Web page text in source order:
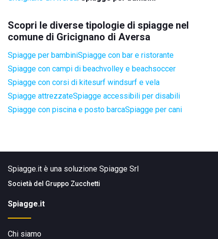
Scopri le diverse tipologie di spiagge nel
comune di Gricignano di Aversa
Spiagge per bambiniSpiagge con bar e ristorante
Spiagge con campi di beachvolley e beachsoccer
Spiagge con corsi di kitesurf windsurf e vela
Spiagge attrezzateSpiagge accessibili per disabili
Spiagge con piscina e posto barcaSpiagge per cani
Spiagge.it è una soluzione Spiagge Srl
Società del Gruppo Zucchetti
Spiagge.it
Chi siamo